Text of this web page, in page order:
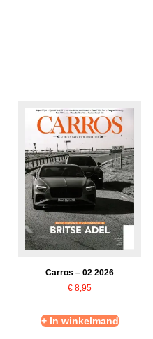
Carros – 02 2026
€ 8,95
+ In winkelmand